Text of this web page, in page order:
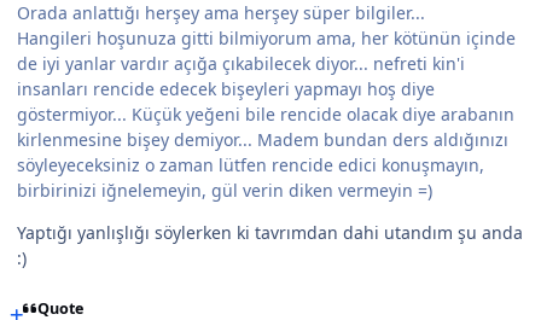
Orada anlattığı herşey ama herşey süper bilgiler...
Hangileri hoşunuza gitti bilmiyorum ama, her kötünün içinde
de iyi yanlar vardır açığa çıkabilecek diyor... nefreti kin'i
insanları rencide edecek bişeyleri yapmayı hoş diye
göstermiyor... Küçük yeğeni bile rencide olacak diye arabanın
kirlenmesine bişey demiyor... Madem bundan ders aldığınızı
söyleyeceksiniz o zaman lütfen rencide edici konuşmayın,
birbirinizi iğnelemeyin, gül verin diken vermeyin =)
Yaptığı yanlışlığı söylerken ki tavrımdan dahi utandım şu anda
:)
Quote